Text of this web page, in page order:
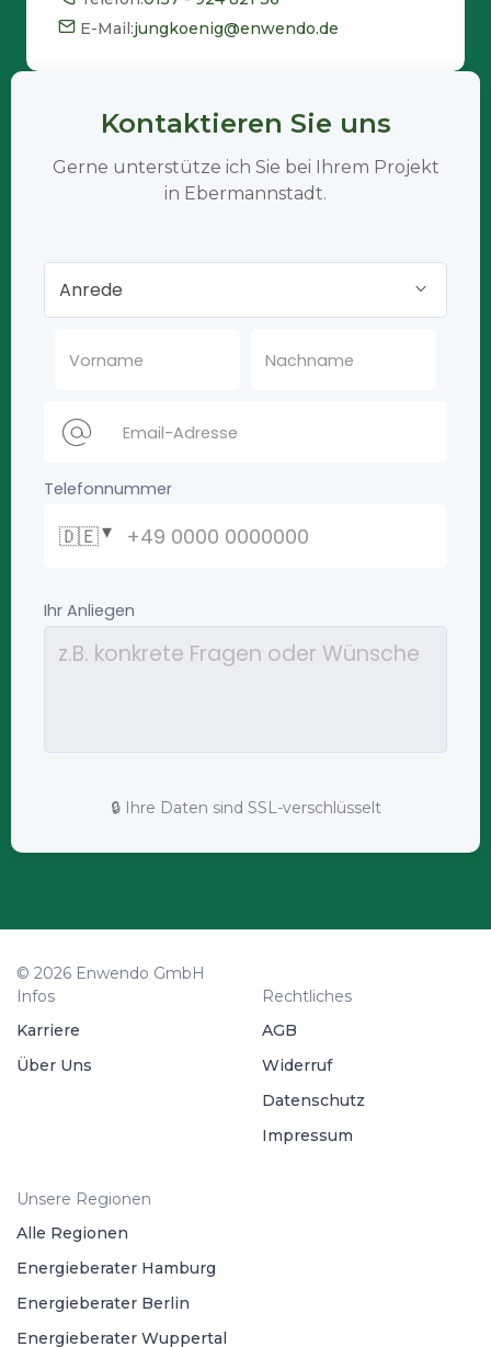
E-Mail:jungkoenig@enwendo.de
Kontaktieren Sie uns
Gerne unterstütze ich Sie bei Ihrem Projekt
in Ebermannstadt.
🔒 Ihre Daten sind SSL-verschlüsselt
© 2026 Enwendo GmbH
Infos
Karriere
Über Uns
Rechtliches
AGB
Widerruf
Datenschutz
Impressum
Unsere Regionen
Alle Regionen
Energieberater Hamburg
Energieberater Berlin
Energieberater Wuppertal